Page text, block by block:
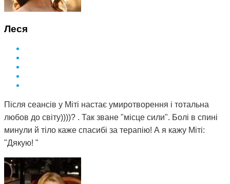
Леся
Після сеансів у Міті настає умиротворення і тотальна
любов до світу))))? . Так зване "місце сили". Болі в спині
минули й тіло каже спасибі за терапію! А я кажу Міті:
"Дякую! "